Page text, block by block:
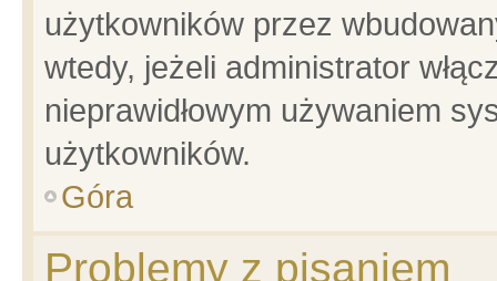
użytkowników przez
wtedy, jeżeli administrator
nieprawidłowym używaniem
użytkowników.
Góra
Problemy z pisaniem